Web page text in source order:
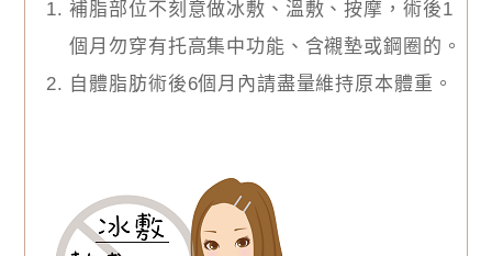
補脂部位不刻意做冰敷、溫敷、按摩，術後1
個月勿穿有托高集中功能、含襯墊或鋼圈的。
自體脂肪術後6個月內請盡量維持原本體重。